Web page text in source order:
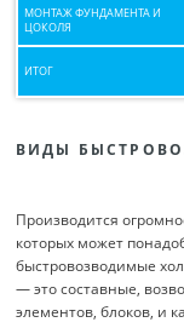
МОНТАЖ ФУНДАМЕНТА И
ЦОКОЛЯ
ИТОГ
ВИДЫ
Производится
которых может
быстровозводимые
— это составные,
элементов, блоков, и